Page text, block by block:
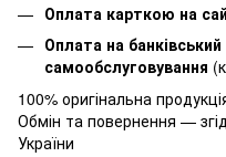
Оплата карткою на
Оплата на
самообслуговування
100% оригінальна
Обмін та повернення —
України